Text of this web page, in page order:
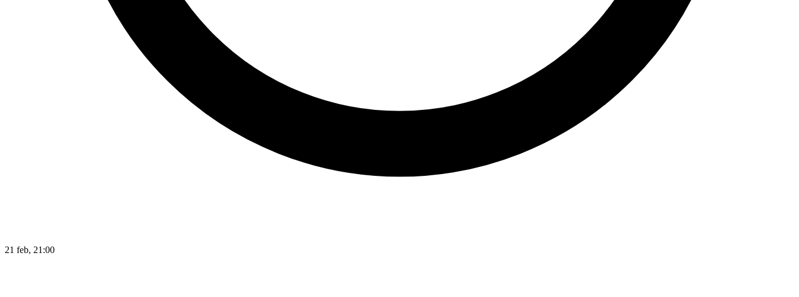
21 feb, 21:00